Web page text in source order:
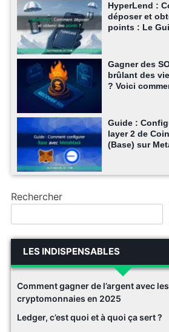
HyperLend :
déposer et
points : Le
Gagner des
brûlant des
? Voici
Guide :
layer 2 de
(Base) sur
Rechercher
LES INDISPENSABLES
Comment gagner de l’argent avec les
cryptomonnaies en 2025
Ledger, c’est quoi et à quoi ça sert ?